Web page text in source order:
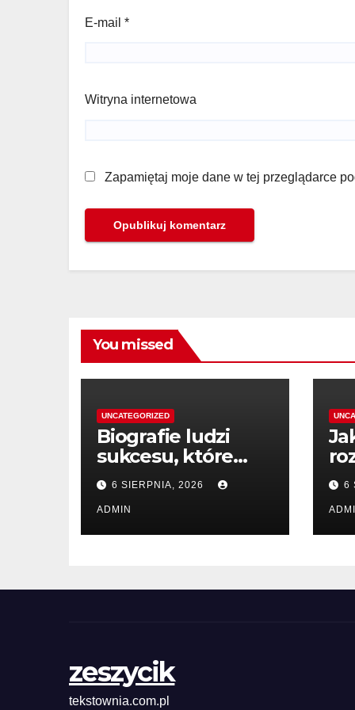
E-mail *
Witryna internetowa
Zapamiętaj moje dane w tej przeglądarce
You missed
UNCATEGORIZED
Biografie ludzi
sukcesu, które
inspirują do
działania
6 SIERPNIA, 2026
ADMIN
6
zeszycik
tekstownia.com.pl